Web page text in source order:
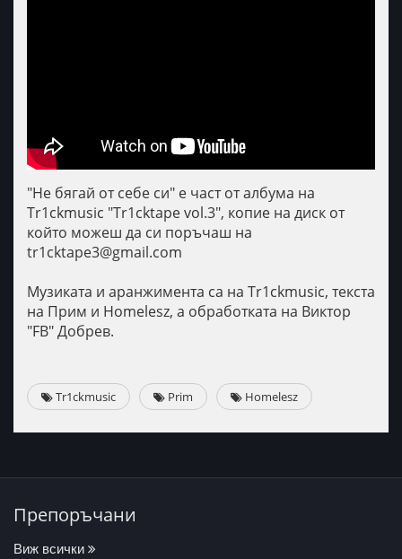
"Не бягай от себе си" е част от албума на
Tr1ckmusic "Tr1cktape vol.3", копие на диск от
който можеш да си поръчаш на
tr1cktape3@gmail.com
Музиката и аранжимента са на Tr1ckmusic, текста
на Прим и Homelesz, а обработката на Виктор
"FB" Добрев.
Tr1ckmusic Prim Homelesz
Препоръчани
Виж всички